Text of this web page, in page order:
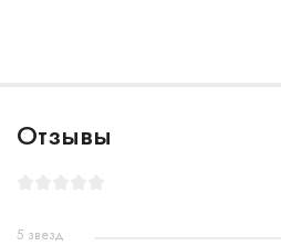
Отзывы
5 звезд